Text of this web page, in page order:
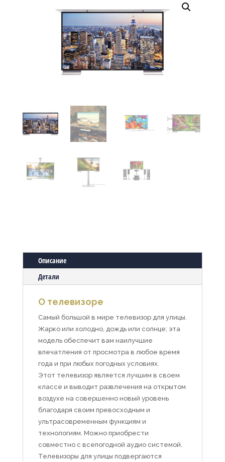
32''
Описание
Детали
О телевизоре
Самый большой в мире телевизор для улицы.
Жарко или холодно, дождь или солнце; эта
модель обеспечит вам наилучшие
впечатления от просмотра в любое время
года и при любых погодных условиях.
Этот телевизор является лучшим в своем
классе и выводит развлечения на открытом
воздухе на совершенно новый уровень
благодаря своим превосходным и
ультрасовременным функциям и
технологиям. Можно приобрести
совместно с всепогодной аудио системой.
Телевизоры для улицы подвергаются